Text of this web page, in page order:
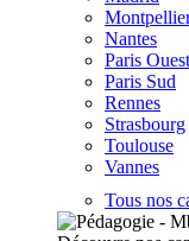
Nantes
Paris Ouest
Paris Sud
Rennes
Strasbourg
Toulouse
Vannes
Tous nos